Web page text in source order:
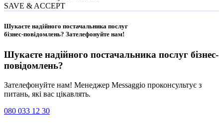
SAVE & ACCEPT
Шукаєте надійного постачальника послуг
бізнес-повідомлень? Зателефонуйте нам!
Шукаєте надійного постачальника послуг бізнес-
повідомлень?
Зателефонуйте нам! Менеджер Messaggio проконсультує з
питань, які вас цікавлять.
080 033 12 30